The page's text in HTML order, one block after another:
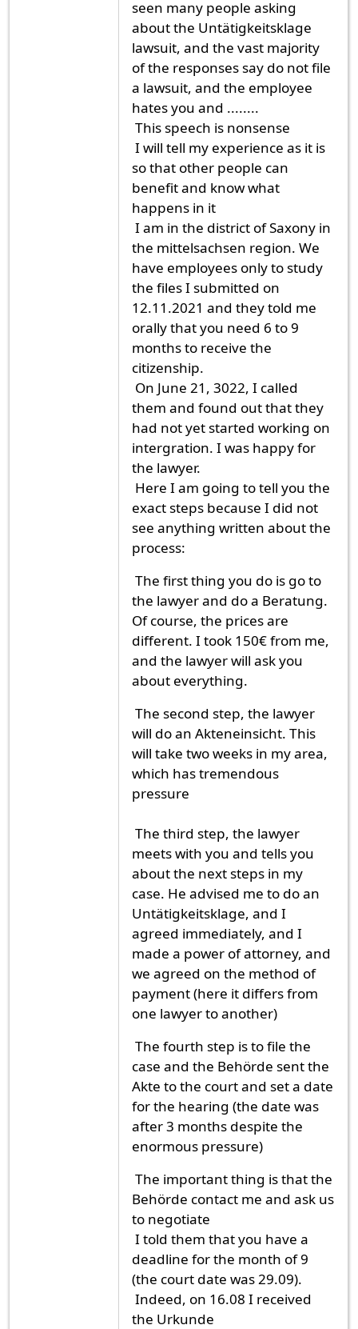
seen many people asking
about the Untätigkeitsklage
lawsuit, and the vast majority
of the responses say do not file
a lawsuit, and the employee
hates you and ........
This speech is nonsense
I will tell my experience as it is
so that other people can
benefit and know what
happens in it
I am in the district of Saxony in
the mittelsachsen region. We
have employees only to study
the files I submitted on
12.11.2021 and they told me
orally that you need 6 to 9
months to receive the
citizenship.
On June 21, 3022, I called
them and found out that they
had not yet started working on
intergration. I was happy for
the lawyer.
Here I am going to tell you the
exact steps because I did not
see anything written about the
process:
The first thing you do is go to
the lawyer and do a Beratung.
Of course, the prices are
different. I took 150€ from me,
and the lawyer will ask you
about everything.
The second step, the lawyer
will do an Akteneinsicht. This
will take two weeks in my area,
which has tremendous
pressure
The third step, the lawyer
meets with you and tells you
about the next steps in my
case. He advised me to do an
Untätigkeitsklage, and I
agreed immediately, and I
made a power of attorney, and
we agreed on the method of
payment (here it differs from
one lawyer to another)
The fourth step is to file the
case and the Behörde sent the
Akte to the court and set a date
for the hearing (the date was
after 3 months despite the
enormous pressure)
The important thing is that the
Behörde contact me and ask us
to negotiate
I told them that you have a
deadline for the month of 9
(the court date was 29.09).
Indeed, on 16.08 I received
the Urkunde